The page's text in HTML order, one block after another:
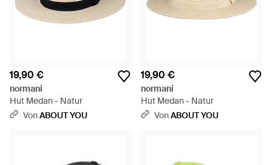
19,90 €
normani
Hut Medan - Natur
VonABOUT YOU
19,90 €
normani
Hut Medan - Natur
VonABOUT YOU